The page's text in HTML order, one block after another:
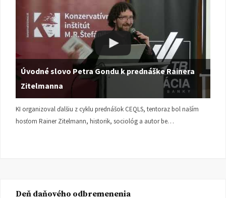
Úvodné slovo Petra Gondu k prednáške Rainera
Zitelmanna
KI organizoval ďalšiu z cyklu prednášok CEQLS, tentoraz bol naším
hosťom Rainer Zitelmann, historik, sociológ a autor be…
Deň daňového odbremenenia